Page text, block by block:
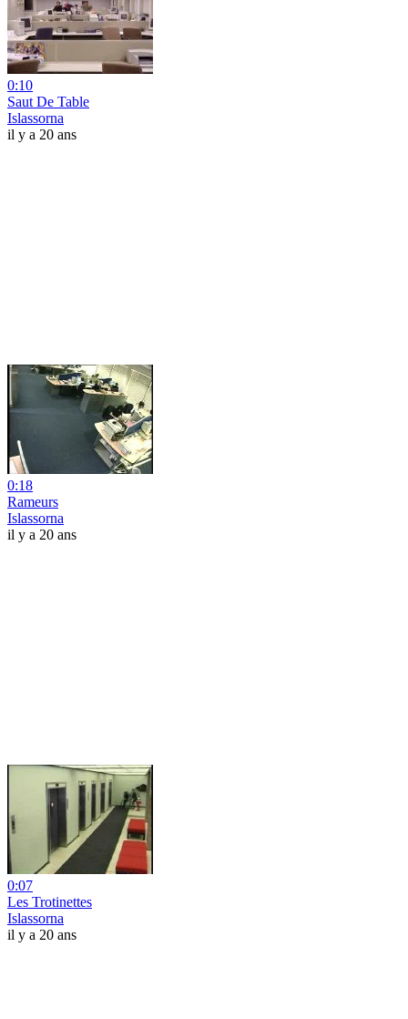
0:10
Saut De Table
Islassorna
il y a 20 ans
0:18
Rameurs
Islassorna
il y a 20 ans
0:07
Les Trotinettes
Islassorna
il y a 20 ans